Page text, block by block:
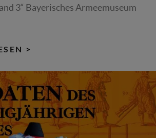
3“ Bayerisches Armeemuseum
>
DREISSIGJÄHRIGEN
KRIEGES
–
KÜRASSIERE